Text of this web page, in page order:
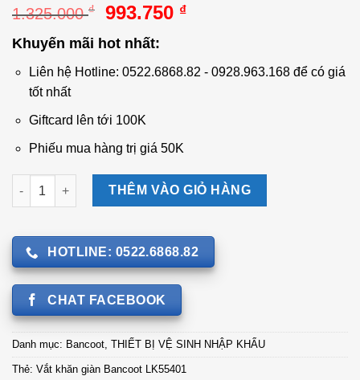
1.325.000₫
Giá
là:
1.325.000 ₫.
993.750 ₫Giá
là:
Khuyến mãi hot nhất:
Liên hệ Hotline: 0522.6868.82 - 0928.963.168 để có giá
tốt nhất
Giftcard lên tới 100K
Phiếu mua hàng trị giá 50K
Vắt khăn giàn Bancoot LK55401 số lượng
THÊM VÀO GIỎ HÀNG
HOTLINE: 0522.6868.82
CHAT FACEBOOK
Danh mục: Bancoot, THIẾT BỊ VỆ SINH NHẬP KHẨU
Thẻ: Vắt khăn giàn Bancoot LK55401